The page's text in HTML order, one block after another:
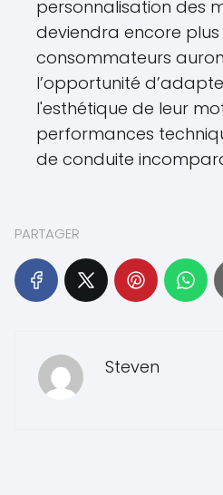
personnalisation des
deviendra encore plus
consommateurs
l’opportunité
l'esthétique de leur
performances
de conduite
PARTAGER
Steven